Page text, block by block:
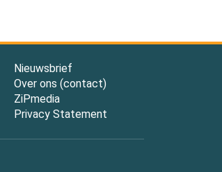
Nieuwsbrief
Over ons (contact)
ZiPmedia
Privacy Statement